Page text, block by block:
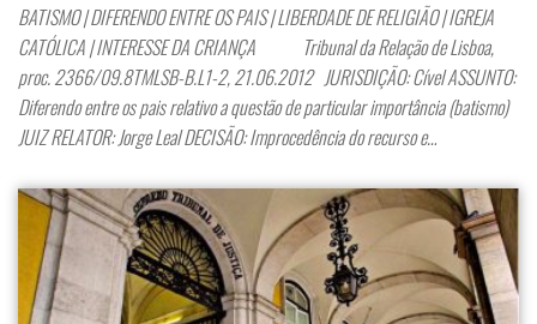
BATISMO | DIFERENDO ENTRE OS PAIS | LIBERDADE DE RELIGIÃO | IGREJA
CATÓLICA | INTERESSE DA CRIANÇA Tribunal da Relação de Lisboa,
proc. 2366/09.8TMLSB-B.L1-2, 21.06.2012 JURISDIÇÃO: Cível ASSUNTO:
Diferendo entre os pais relativo a questão de particular importância (batismo)
JUIZ RELATOR: Jorge Leal DECISÃO: Improcedência do recurso e…